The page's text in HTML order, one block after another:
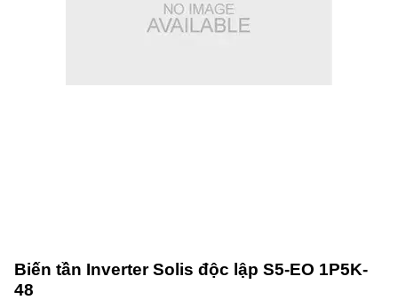
Biến tần Inverter Solis độc lập S5-EO 1P5K-
48